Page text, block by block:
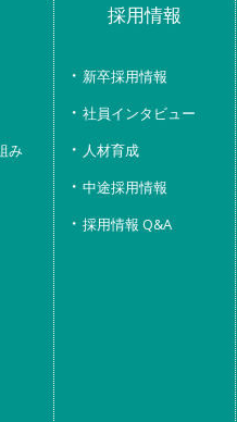
み
採用情報
新卒採用情報
社員インタビュー
人材育成
中途採用情報
採用情報 Q&A